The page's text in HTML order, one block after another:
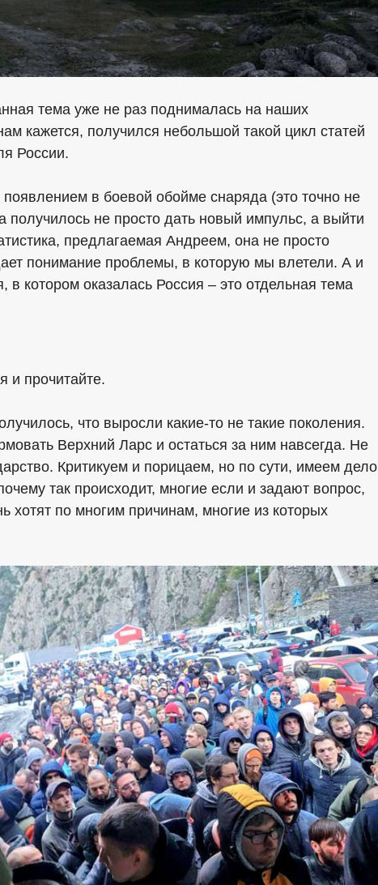
тема уже не раз поднималась на наших
кажется, получился небольшой такой цикл статей
России.
появлением в боевой обойме снаряда (это точно не
получилось не просто дать новый импульс, а выйти
предлагаемая Андреем, она не просто
понимание проблемы, в которую мы влетели. А и
в котором оказалась Россия – это отдельная тема
и прочитайте.
что выросли какие-то не такие поколения.
Верхний Ларс и остаться за ним навсегда. Не
Критикуем и порицаем, но по сути, имеем дело
так происходит, многие если и задают вопрос,
хотят по многим причинам, многие из которых